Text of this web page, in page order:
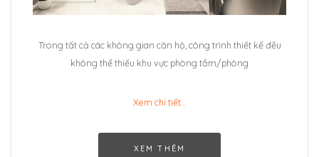
Trong tất cả các không gian căn hộ, công trình thiết kế đều
không thể thiếu khu vực phòng tắm/phòng
Xem chi tiết…
XEM THÊM